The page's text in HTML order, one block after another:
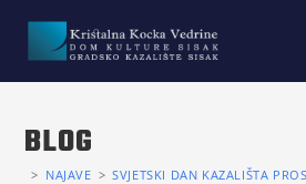
BLOG
> NAJAVE > SVJETSKI DAN KAZALIŠTA